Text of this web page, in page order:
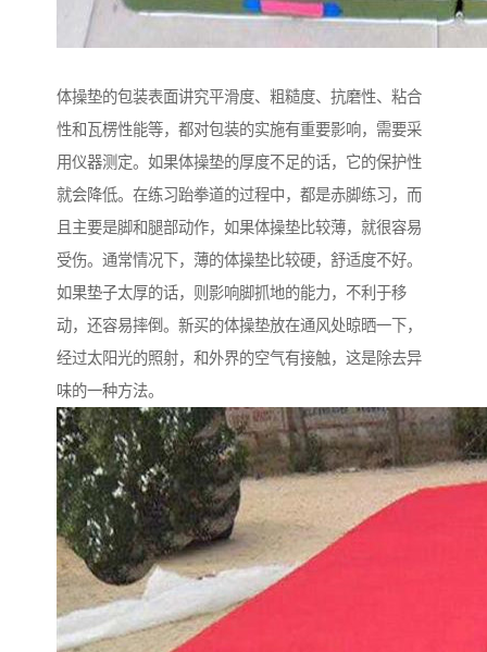
体操垫的包装表面讲究平滑度、粗糙度、抗磨性、粘合
性和瓦楞性能等，都对包装的实施有重要影响，需要采
用仪器测定。如果体操垫的厚度不足的话，它的保护性
就会降低。在练习跆拳道的过程中，都是赤脚练习，而
且主要是脚和腿部动作，如果体操垫比较薄，就很容易
受伤。通常情况下，薄的体操垫比较硬，舒适度不好。
如果垫子太厚的话，则影响脚抓地的能力，不利于移
动，还容易摔倒。新买的体操垫放在通风处晾晒一下，
经过太阳光的照射，和外界的空气有接触，这是除去异
味的一种方法。